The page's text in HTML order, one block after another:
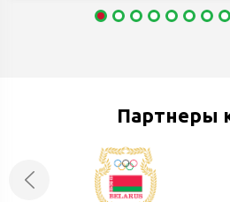
Партнеры